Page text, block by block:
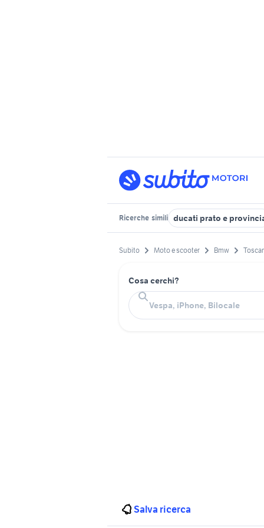
Ricerche simili ducati prato e
Subito Moto e scooter Bmw
Cosa cerchi?
Salva ricerca